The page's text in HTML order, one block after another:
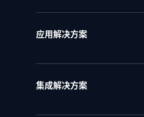
■ BPI流程挖掘分析平台
■ BPE流程引擎
■ 流程资产管理
■ 流程运行和自动化
应用解决方案
■ IPD研发项目管理
集成解决方案